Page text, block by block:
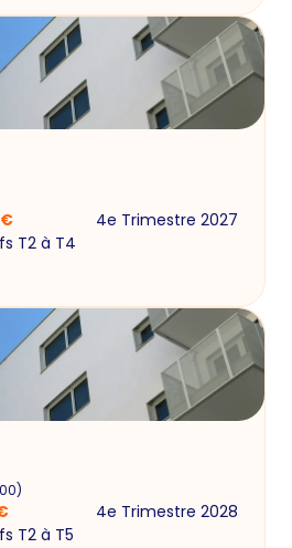
€
4e Trimestre 2027
T2 à T4
)
4e Trimestre 2028
T2 à T5